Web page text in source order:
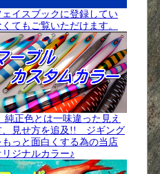
ェイスブックに登録してい
くてもご覧いただけます。
正色とは一味違った見え
、見せ方を追及!! ジギング
もっと面白くする為の当店
リジナルカラー♪